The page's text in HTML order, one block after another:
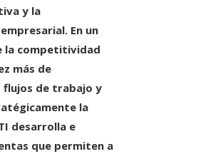
y la
En un
la competitividad
más de
flujos de trabajo y
la
desarrolla e
que permiten a